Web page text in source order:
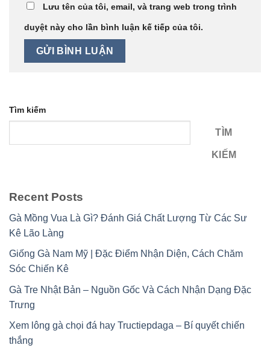
Lưu tên của tôi, email, và trang web trong trình
duyệt này cho lần bình luận kế tiếp của tôi.
Tìm kiếm
TÌM
KIẾM
Recent Posts
Gà Mồng Vua Là Gì? Đánh Giá Chất Lượng Từ Các Sư
Kê Lão Làng
Giống Gà Nam Mỹ | Đặc Điểm Nhận Diện, Cách Chăm
Sóc Chiến Kê
Gà Tre Nhật Bản – Nguồn Gốc Và Cách Nhận Dạng Đặc
Trưng
Xem lông gà chọi đá hay Tructiepdaga – Bí quyết chiến
thắng